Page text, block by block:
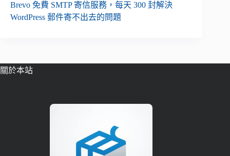
Brevo 免費 SMTP 寄信服務，每天 300 封解決
WordPress 郵件寄不出去的問題
關於本站